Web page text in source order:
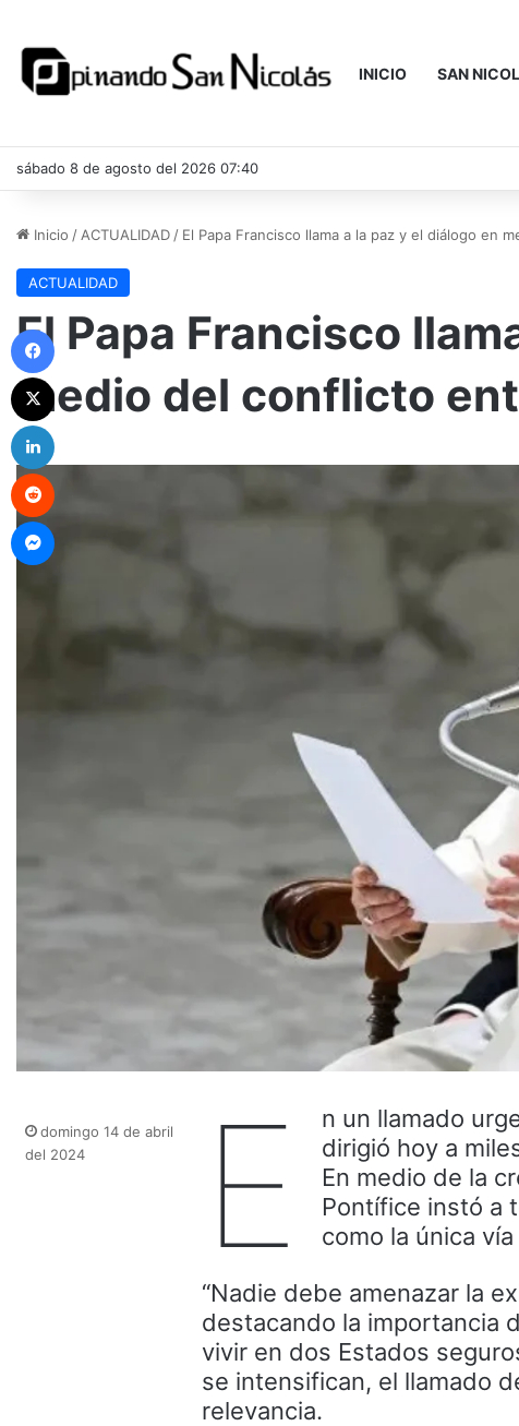
INICIO SAN
sábado 8 de agosto del 2026 07:40
Inicio / ACTUALIDAD / El Papa Francisco llama a la paz y el diálogo en
ACTUALIDAD
El Papa Francisco
medio del conflicto
E
n un llamado
dirigió hoy a
En medio de la
Pontífice instó a
como la única
“Nadie debe amenazar la
destacando la importancia
vivir en dos Estados
se intensifican, el llamado
relevancia.
domingo 14 de abril
del 2024
Facebook